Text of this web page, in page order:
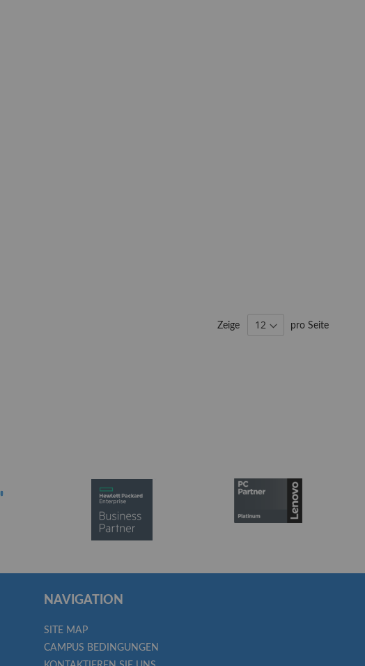
Zeige pro Seite
NAVIGATION
SITE MAP
CAMPUS BEDINGUNGEN